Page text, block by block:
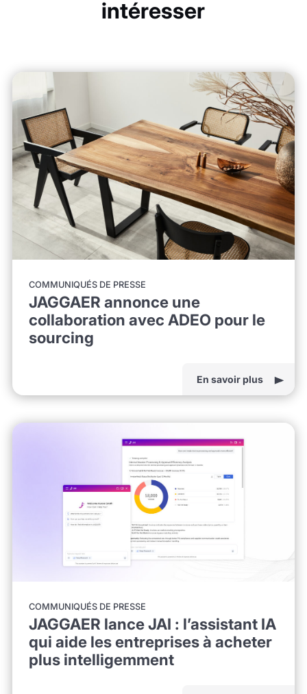
intéresser
COMMUNIQUÉS DE PRESSE
JAGGAER annonce une
collaboration avec ADEO pour le
sourcing
En savoir plus
COMMUNIQUÉS DE PRESSE
JAGGAER lance JAI : l’assistant IA
qui aide les entreprises à acheter
plus intelligemment